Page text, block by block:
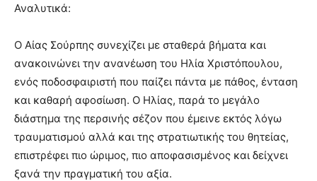
Αναλυτικά:
Ο Αίας Σούρπης συνεχίζει με σταθερά βήματα και
ανακοινώνει την ανανέωση του Ηλία Χριστόπουλου,
ενός ποδοσφαιριστή που παίζει πάντα με πάθος, ένταση
και καθαρή αφοσίωση. Ο Ηλίας, παρά το μεγάλο
διάστημα της περσινής σέζον που έμεινε εκτός λόγω
τραυματισμού αλλά και της στρατιωτικής του θητείας,
επιστρέφει πιο ώριμος, πιο αποφασισμένος και δείχνει
ξανά την πραγματική του αξία.